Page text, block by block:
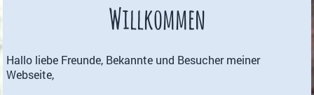
Willkommen
Hallo liebe Freunde, Bekannte und Besucher meiner
Webseite,